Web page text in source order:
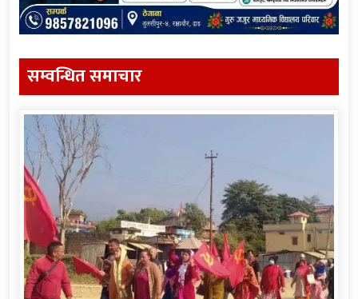
सम्वन्धित समाचार